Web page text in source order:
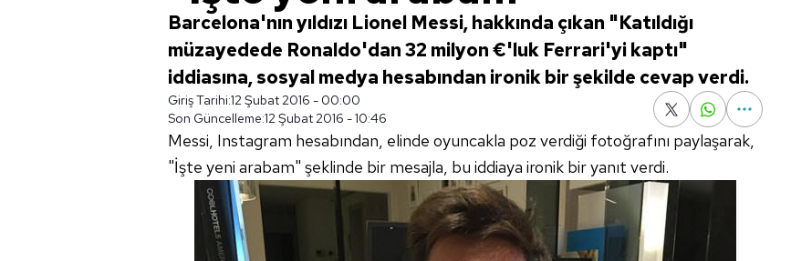
Barcelona'nın yıldızı Lionel Messi, hakkında çıkan "Katıldığı
müzayedede Ronaldo'dan 32 milyon €'luk Ferrari'yi kaptı"
iddiasına, sosyal medya hesabından ironik bir şekilde cevap verdi.
Giriş Tarihi:12 Şubat 2016 - 00:00
Son Güncelleme:12 Şubat 2016 - 10:46
Messi, Instagram hesabından, elinde oyuncakla poz verdiği fotoğrafını paylaşarak,
"İşte yeni arabam" şeklinde bir mesajla, bu iddiaya ironik bir yanıt verdi.